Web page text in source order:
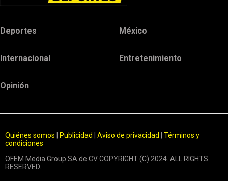
Deportes México
Internacional Entretenimiento
Opinión
Quiénes somos Publicidad Aviso de privacidad
Términos y
condiciones
OFEM Media Group SA de CV COPYRIGHT (C) 2024. ALL RIGHTS
RESERVED.